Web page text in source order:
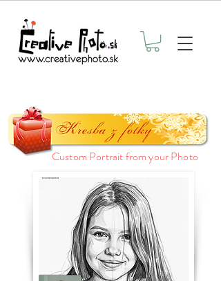
Custom Portrait from your Photo